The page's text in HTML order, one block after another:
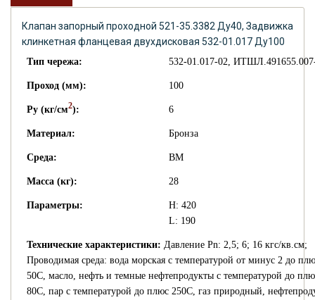
Клапан запорный проходной 521-35.3382 Ду40, Задвижка
клинкетная фланцевая двухдисковая 532-01.017 Ду100
Тип чережа: 532-01.017-02,
Проход (мм): 100
Py (кг/см2): 6
Материал: Бронза
Среда: ВМ
Масса (кг): 28
Параметры:
H: 420
L: 190
Технические характеристики: Давление Pn: 2,5; 6; 16 кгс/кв.см;
Проводимая среда: вода морская с температурой от минус 2 до
50С, масло, нефть и темные нефтепродукты с температурой до
80С, пар с температурой до плюс 250С, газ природный,